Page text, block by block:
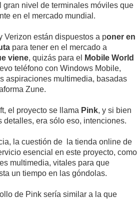
gran nivel de terminales móviles que
en el mercado mundial.
Verizon están dispuestos a poner en
para tener en el mercado a
viene, quizás para el
Mobile World
teléfono con Windows Mobile,
aspiraciones multimedia, basadas
Zune.
el proyecto se llama Pink, y si bien
detalles, era sólo eso, intenciones.
la cuestión de la tienda online de
esencial en este proyecto, como
multimedia, vitales para que
un tiempo en las góndolas.
de Pink sería similar a la que